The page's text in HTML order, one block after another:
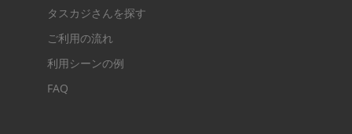
タスカジさんを探す
ご利用の流れ
利用シーンの例
FAQ